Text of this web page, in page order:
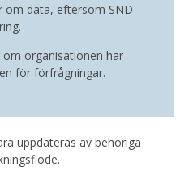
om data, eftersom SND-
om organisationen har
för förfrågningar.
uppdateras av behöriga